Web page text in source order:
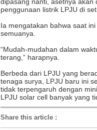
penggunaan listrik LPJU di
Ia mengatakan bahwa saat
semuanya.
“Mudah-mudahan dalam
terang,” harapnya.
Berbeda dari LPJU yang
tenaga surya, LPJU baru ini
tidak terpengaruh dengan
LPJU solar cell banyak yang
Share this article :